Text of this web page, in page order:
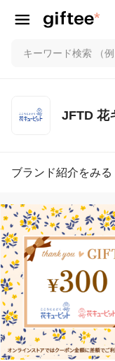
JFTD 花
ブランド紹介をみる